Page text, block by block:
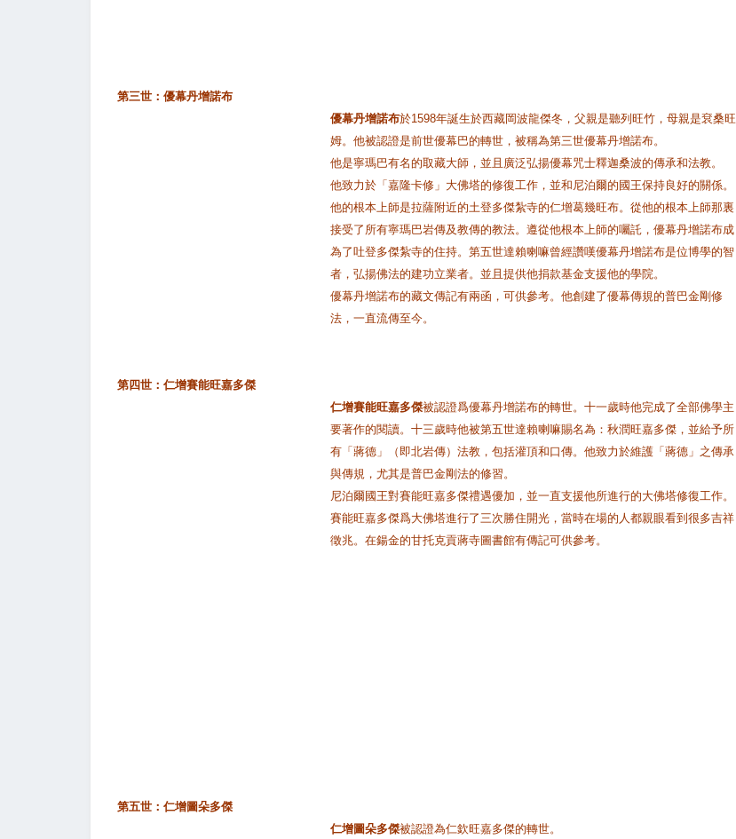
第三世：優幕丹增諾布
優幕丹增諾布於1598年誕生於西藏岡波龍傑冬，父親是聽列旺竹，母親是袞桑旺
姆。他被認證是前世優幕巴的轉世，被稱為第三世優幕丹增諾布。
他是寧瑪巴有名的取藏大師，並且廣泛弘揚優幕咒士釋迦桑波的傳承和法教。
他致力於「嘉隆卡修」大佛塔的修復工作，並和尼泊爾的國王保持良好的關係。
他的根本上師是拉薩附近的土登多傑紮寺的仁增葛幾旺布。從他的根本上師那裏
接受了所有寧瑪巴岩傳及教傳的教法。遵從他根本上師的囑託，優幕丹增諾布成
為了吐登多傑紮寺的住持。第五世達賴喇嘛曾經讚嘆優幕丹增諾布是位博學的智
者，弘揚佛法的建功立業者。並且提供他捐款基金支援他的學院。
優幕丹增諾布的藏文傳記有兩函，可供參考。他創建了優幕傳規的普巴金剛修
法，一直流傳至今。
第四世：仁增賽能旺嘉多傑
仁增賽能旺嘉多傑被認證爲優幕丹增諾布的轉世。十一歲時他完成了全部佛學主
要著作的閱讀。十三歲時他被第五世達賴喇嘛賜名為：秋潤旺嘉多傑，並給予所
有「蔣德」（即北岩傳）法教，包括灌頂和口傳。他致力於維護「蔣德」之傳承
與傳規，尤其是普巴金剛法的修習。
尼泊爾國王對賽能旺嘉多傑禮遇優加，並一直支援他所進行的大佛塔修復工作。
賽能旺嘉多傑爲大佛塔進行了三次勝住開光，當時在場的人都親眼看到很多吉祥
徵兆。在鍚金的甘托克貢蔣寺圖書館有傳記可供參考。
第五世：仁增圖朵多傑
仁增圖朵多傑被認證為仁欽旺嘉多傑的轉世。